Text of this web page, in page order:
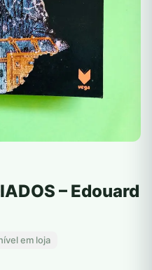
– Edouard
em loja